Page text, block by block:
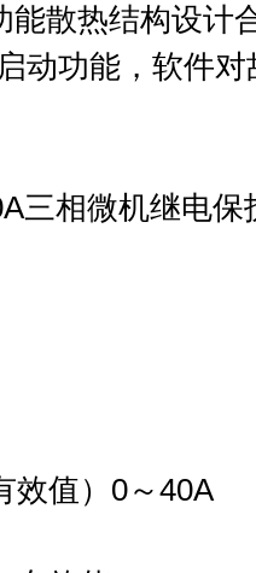
散热结构设计
动功能，软件
三相微机继电保
值）0～40A